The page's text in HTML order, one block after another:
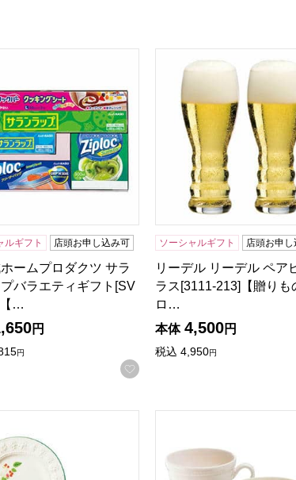
に登録する
ルギフト 店頭お申し込み可
ームプロダクツ サラ
バラエティギフト[SV
…
円
円
お気に入りに登録する
ソーシャルギフト 店頭お申
リーデル リーデル ペア
ラス[3111-213]【贈りも
ロ…
本体 4,500円
税込 4,950円
ョンフェスティビティ ボール15cm(アイボリー
できます。
ください。